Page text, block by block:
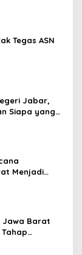
Tegas ASN
Jabar,
Siapa yang
Menjadi
Jawa Barat